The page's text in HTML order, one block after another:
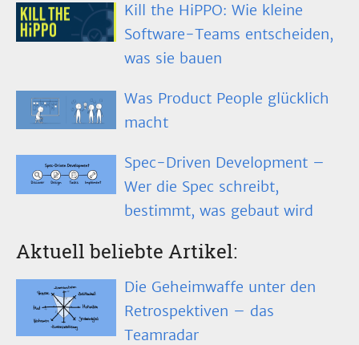
Kill the HiPPO: Wie kleine
Software-Teams entscheiden,
was sie bauen
Was Product People glücklich
macht
Spec-Driven Development –
Wer die Spec schreibt,
bestimmt, was gebaut wird
Aktuell beliebte Artikel:
Die Geheimwaffe unter den
Retrospektiven – das
Teamradar